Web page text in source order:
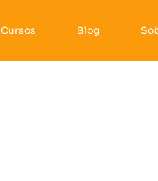
Cursos Blog